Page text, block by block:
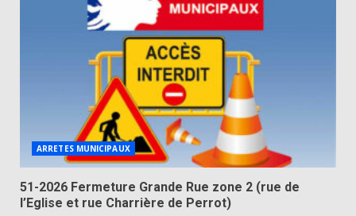
ARRETES MUNICIPAUX
51-2026 Fermeture Grande Rue zone 2 (rue de
l’Eglise et rue Charrière de Perrot)